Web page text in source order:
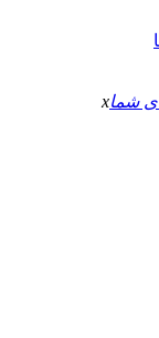
x